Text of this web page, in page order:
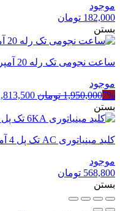
موجود
182,000 تومان
بستن
ساعت نجومی تک رله 20 آمپر برنا الکترونیک مدل AST1/C
موجود
7%
1,950,000 تومان قیمت
بستن
کلید مینیاتوری AC تک پل 4 آمپر 6kA تیپ C هیوندای سری HGD
موجود
568,800 تومان
بستن